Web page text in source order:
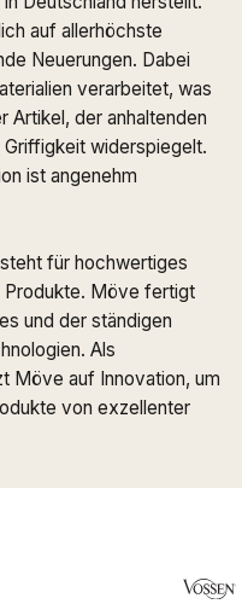
auf allerhöchste
Neuerungen. Dabei
verarbeitet, was
Artikel, der anhaltenden
Griffigkeit widerspiegelt.
ist angenehm
für hochwertiges
Produkte. Möve fertigt
und der ständigen
Als
Möve auf Innovation, um
von exzellenter